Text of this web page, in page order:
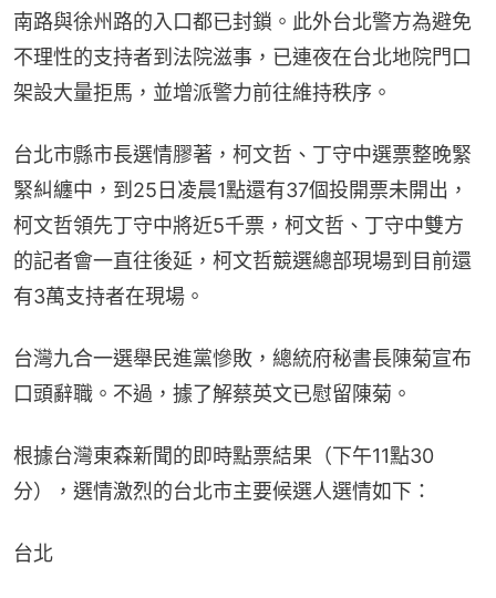
南路與徐州路的入口都已封鎖。此外台北警方為避免
不理性的支持者到法院滋事，已連夜在台北地院門口
架設大量拒馬，並增派警力前往維持秩序。
台北市縣市長選情膠著，柯文哲、丁守中選票整晚緊
緊糾纏中，到25日凌晨1點還有37個投開票未開出，
柯文哲領先丁守中將近5千票，柯文哲、丁守中雙方
的記者會一直往後延，柯文哲競選總部現場到目前還
有3萬支持者在現場。
台灣九合一選舉民進黨慘敗，總統府秘書長陳菊宣布
口頭辭職。不過，據了解蔡英文已慰留陳菊。
根據台灣東森新聞的即時點票結果（下午11點30
分），選情激烈的台北市主要候選人選情如下：
台北